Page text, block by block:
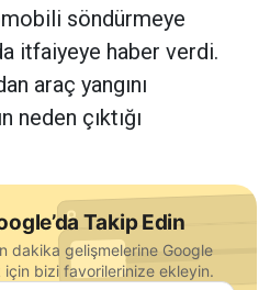
söndürmeye
itfaiyeye haber verdi.
araç yangını
neden çıktığı
Takip Edin
dakika gelişmelerine Google
için bizi favorilerinize ekleyin.